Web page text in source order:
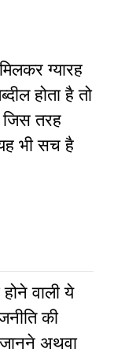
ग्यारह
होता है तो
तरह
भी सच है
वाली ये
की
अथवा